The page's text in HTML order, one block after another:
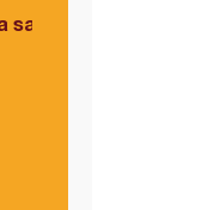
salata